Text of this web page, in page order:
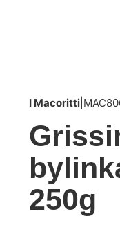
I Macoritti
250g